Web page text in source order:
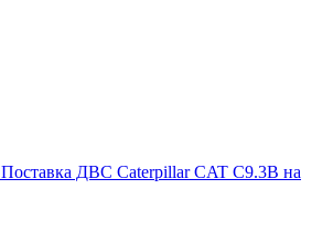
Поставка ДВС Caterpillar CAT C9.3B на